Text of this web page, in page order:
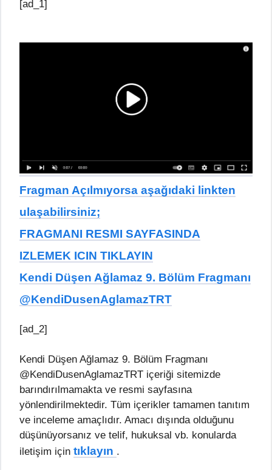
[ad_1]
Fragman Açılmıyorsa aşağıdaki linkten
ulaşabilirsiniz;
FRAGMANI RESMI SAYFASINDA
IZLEMEK ICIN TIKLAYIN
Kendi Düşen Ağlamaz 9. Bölüm Fragmanı
@KendiDusenAglamazTRT
[ad_2]
Kendi Düşen Ağlamaz 9. Bölüm Fragmanı
@KendiDusenAglamazTRT içeriği sitemizde
barındırılmamakta ve resmi sayfasına
yönlendirilmektedir. Tüm içerikler tamamen tanıtım
ve inceleme amaçlıdır. Amacı dışında olduğunu
düşünüyorsanız ve telif, hukuksal vb. konularda
iletişim için tıklayın .